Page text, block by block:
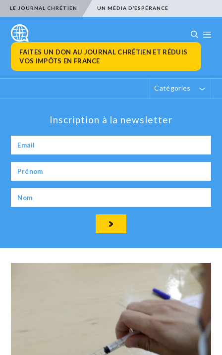
LE JOURNAL CHRÉTIEN UN MÉDIA D’ESPÉRANCE
FAITES UN DON AU JOURNAL CHRÉTIEN ET RÉDUIS
VOS IMPÔTS EN FRANCE
Catégories
Inscription à la newsletter